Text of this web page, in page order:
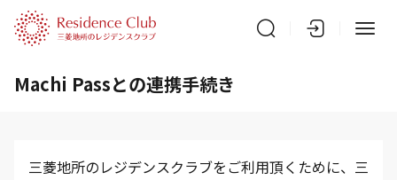
Machi Passとの連携手続き
三菱地所のレジデンスクラブをご利用頂くために、三